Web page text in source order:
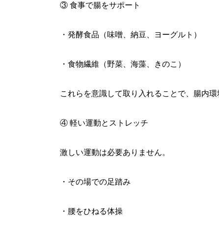
③ 食事で腸をサポート
・発酵食品（味噌、納豆、ヨーグルト）
・食物繊維（野菜、海藻、きのこ）
これらを意識して取り入れることで、腸内環
④ 軽い運動とストレッチ
激しい運動は必要ありません。
・その場での足踏み
・腰をひねる体操